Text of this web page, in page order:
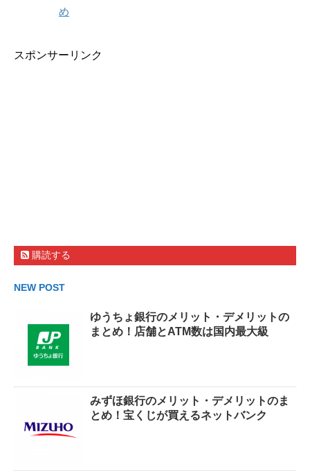
め
スポンサーリンク
購読する
NEW POST
ゆうちょ銀行のメリット・デメリットの
まとめ！店舗とATM数は国内最大級
みずほ銀行のメリット・デメリットのま
とめ！宝くじが買えるネットバンク